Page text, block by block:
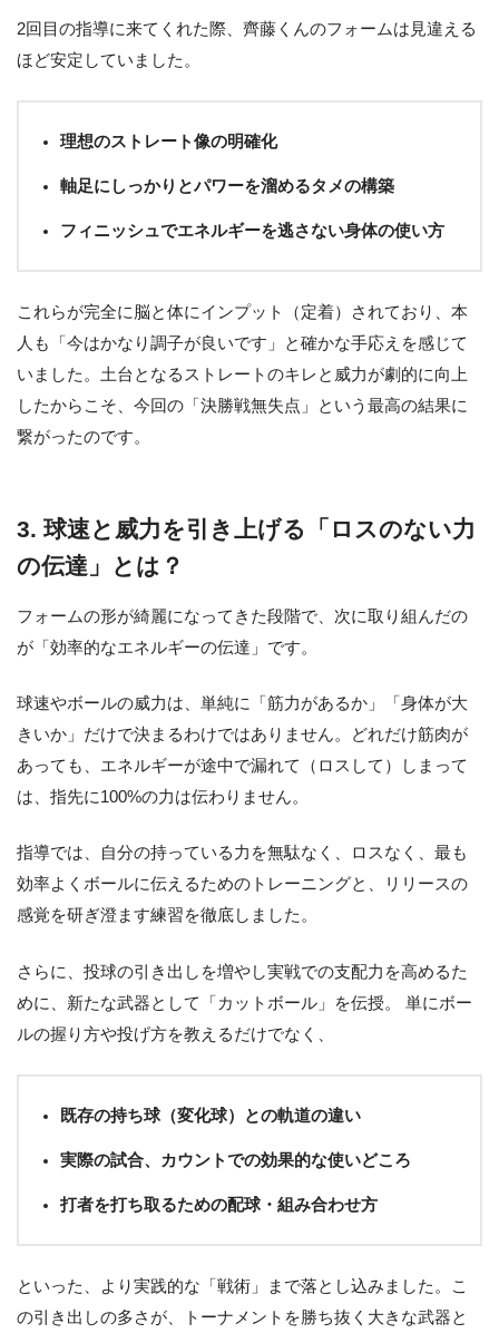
2回目の指導に来てくれた際、齊藤くんのフォームは見違える
ほど安定していました。
理想のストレート像の明確化
軸足にしっかりとパワーを溜めるタメの構築
フィニッシュでエネルギーを逃さない身体の使い方
これらが完全に脳と体にインプット（定着）されており、本
人も「今はかなり調子が良いです」と確かな手応えを感じて
いました。土台となるストレートのキレと威力が劇的に向上
したからこそ、今回の「決勝戦無失点」という最高の結果に
繋がったのです。
3. 球速と威力を引き上げる「ロスのない力
の伝達」とは？
フォームの形が綺麗になってきた段階で、次に取り組んだの
が「効率的なエネルギーの伝達」です。
球速やボールの威力は、単純に「筋力があるか」「身体が大
きいか」だけで決まるわけではありません。どれだけ筋肉が
あっても、エネルギーが途中で漏れて（ロスして）しまって
は、指先に100%の力は伝わりません。
指導では、自分の持っている力を無駄なく、ロスなく、最も
効率よくボールに伝えるためのトレーニングと、リリースの
感覚を研ぎ澄ます練習を徹底しました。
さらに、投球の引き出しを増やし実戦での支配力を高めるた
めに、新たな武器として「カットボール」を伝授。 単にボー
ルの握り方や投げ方を教えるだけでなく、
既存の持ち球（変化球）との軌道の違い
実際の試合、カウントでの効果的な使いどころ
打者を打ち取るための配球・組み合わせ方
といった、より実践的な「戦術」まで落とし込みました。こ
の引き出しの多さが、トーナメントを勝ち抜く大きな武器と